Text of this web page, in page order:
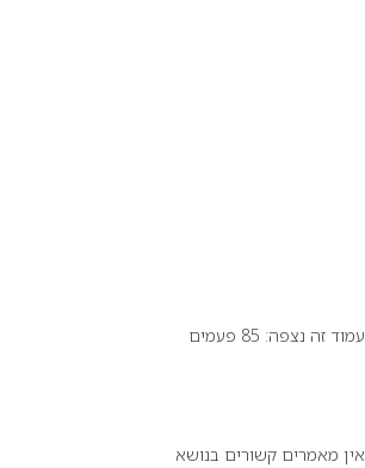
עמוד זה נצפה: 85 פעמים
אין מאמרים קשורים בנושא